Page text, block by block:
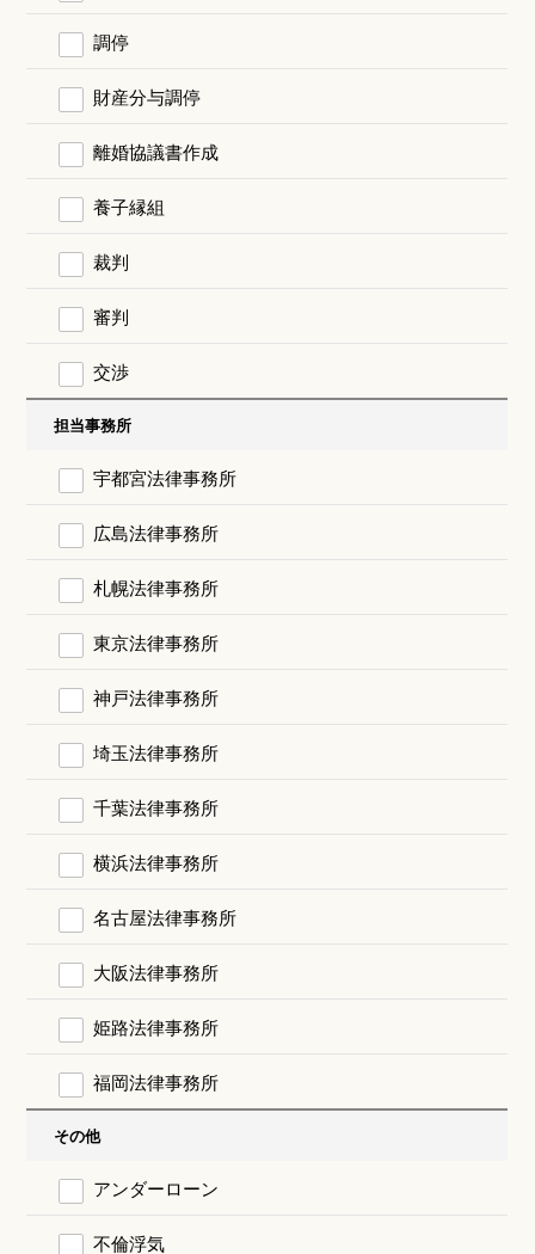
調停
財産分与調停
離婚協議書作成
養子縁組
裁判
審判
交渉
担当事務所
宇都宮法律事務所
広島法律事務所
札幌法律事務所
東京法律事務所
神戸法律事務所
埼玉法律事務所
千葉法律事務所
横浜法律事務所
名古屋法律事務所
大阪法律事務所
姫路法律事務所
福岡法律事務所
その他
アンダーローン
不倫浮気